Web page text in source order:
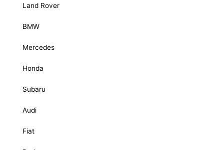
Land Rover
BMW
Mercedes
Honda
Subaru
Audi
Fiat